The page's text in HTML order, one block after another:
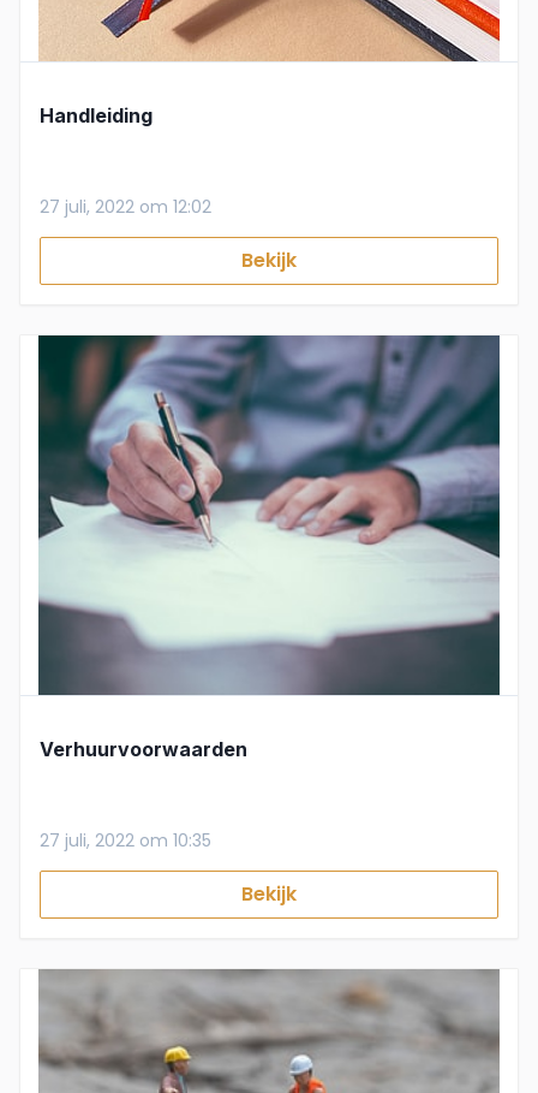
Handleiding
27 juli, 2022 om 12:02
Bekijk
Verhuurvoorwaarden
27 juli, 2022 om 10:35
Bekijk